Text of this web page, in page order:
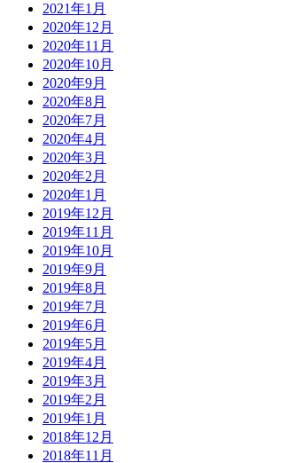
2021年1月
2020年12月
2020年11月
2020年10月
2020年9月
2020年8月
2020年7月
2020年4月
2020年3月
2020年2月
2020年1月
2019年12月
2019年11月
2019年10月
2019年9月
2019年8月
2019年7月
2019年6月
2019年5月
2019年4月
2019年3月
2019年2月
2019年1月
2018年12月
2018年11月